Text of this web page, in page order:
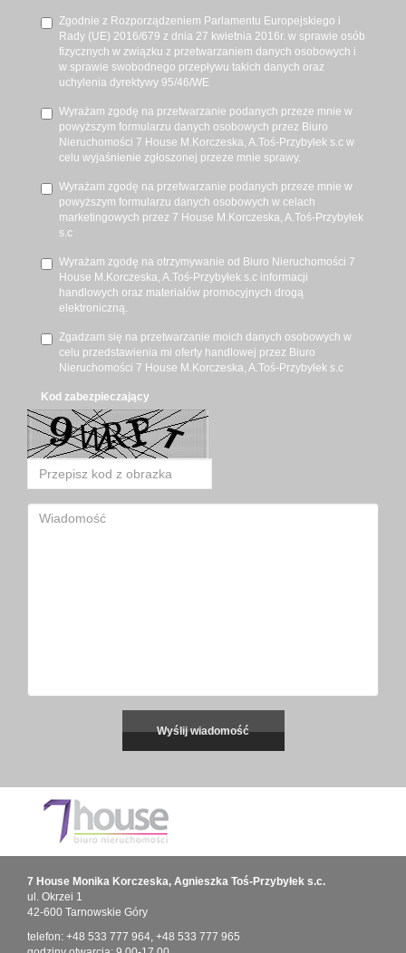
Zgodnie z Rozporządzeniem Parlamentu Europejskiego i
Rady (UE) 2016/679 z dnia 27 kwietnia 2016r. w sprawie osób
fizycznych w związku z przetwarzaniem danych osobowych i
w sprawie swobodnego przepływu takich danych oraz
uchylenia dyrektywy 95/46/WE
Wyrażam zgodę na przetwarzanie podanych przeze mnie w
powyższym formularzu danych osobowych przez Biuro
Nieruchomości 7 House M.Korczeska, A.Toś-Przybyłek s.c w
celu wyjaśnienie zgłoszonej przeze mnie sprawy.
Wyrażam zgodę na przetwarzanie podanych przeze mnie w
powyższym formularzu danych osobowych w celach
marketingowych przez 7 House M.Korczeska, A.Toś-Przybyłek
s.c
Wyrażam zgodę na otrzymywanie od Biuro Nieruchomości 7
House M.Korczeska, A.Toś-Przybyłek s.c informacji
handlowych oraz materiałów promocyjnych drogą
elektroniczną.
Zgadzam się na przetwarzanie moich danych osobowych w
celu przedstawienia mi oferty handlowej przez Biuro
Nieruchomości 7 House M.Korczeska, A.Toś-Przybyłek s.c
Kod zabezpieczający
7 House Monika Korczeska, Agnieszka Toś-Przybyłek s.c.
ul. Okrzei 1
42-600 Tarnowskie Góry
telefon: +48 533 777 964, +48 533 777 965